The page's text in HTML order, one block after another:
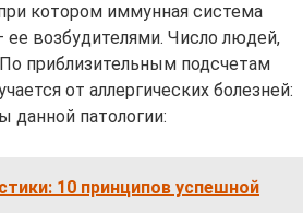
котором иммунная система
ее возбудителями. Число людей,
приблизительным подсчетам
от аллергических болезней:
данной патологии:
10 принципов успешной